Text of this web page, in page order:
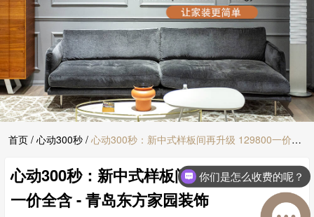
首页 / 心动300秒 / 心动300秒：新中式样板间再升级 129800一价全
含 - 青岛东方家园装饰
心动300秒：新中式样板间再升级 129800
一价全含 - 青岛东方家园装饰
你们是怎么收费的呢？